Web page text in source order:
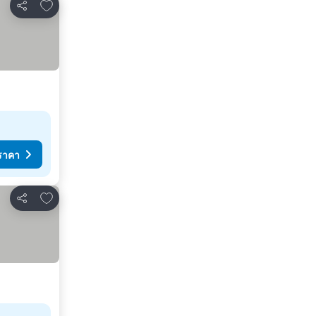
แชร์
เพิ่มในรายการโปรด
คา
แชร์
เพิ่มในรายการโปรด